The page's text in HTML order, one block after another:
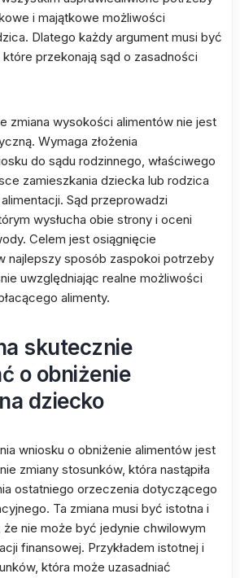
i majątkowe możliwości
Dlatego każdy argument musi być
przekonają sąd o zasadności
zmiana wysokości alimentów nie jest
Wymaga złożenia
do sądu rodzinnego, właściwego
zamieszkania dziecka lub rodzica
Sąd przeprowadzi
wysłucha obie strony i oceni
Celem jest osiągnięcie
najlepszy sposób zaspokoi potrzeby
uwzględniając realne możliwości
alimenty.
skutecznie
o obniżenie
dziecko
wniosku o obniżenie alimentów jest
zmiany stosunków, która nastąpiła
ostatniego orzeczenia dotyczącego
Ta zmiana musi być istotna i
że nie może być jedynie chwilowym
finansowej. Przykładem istotnej i
która może uzasadniać